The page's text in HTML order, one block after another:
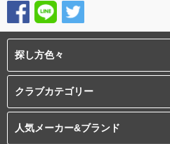
探し方色々
クラブカテゴリー
人気メーカー&ブランド